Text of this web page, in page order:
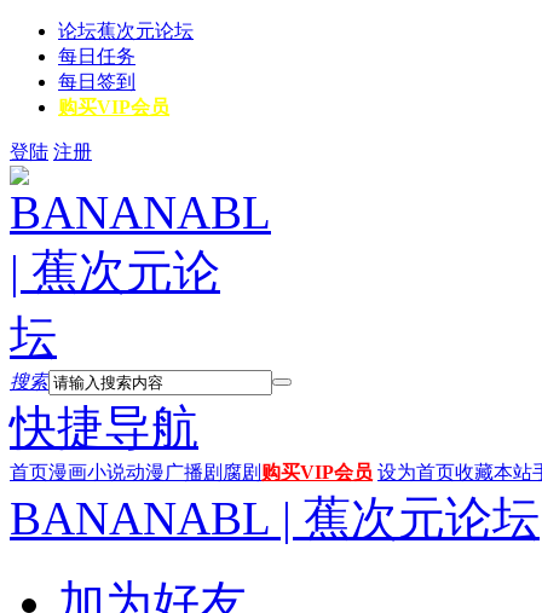
论坛蕉次元论坛
每日任务
每日签到
购买VIP会员
登陆 注册
搜索
快捷导航
首页漫画小说动漫广播剧 腐剧 购买VIP会员 设为首页收藏本站
BANANABL | 蕉次元论坛